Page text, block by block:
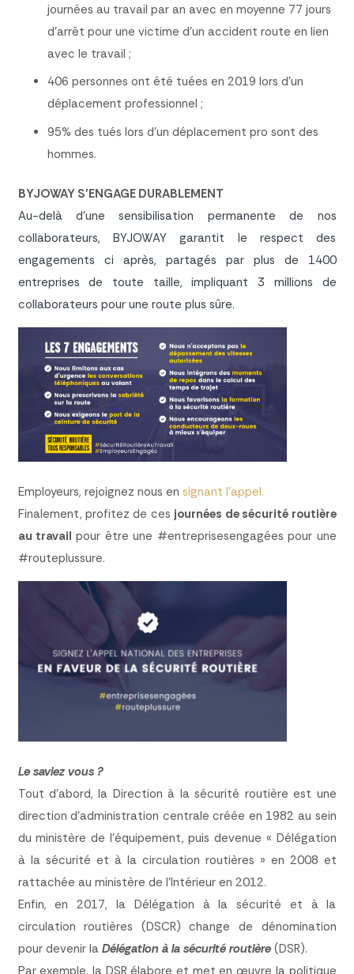
journées au travail par an avec en moyenne 77 jours
d’arrêt pour une victime d’un accident route en lien
avec le travail ;
406 personnes ont été tuées en 2019 lors d’un
déplacement professionnel ;
95% des tués lors d’un déplacement pro sont des
hommes.
BYJOWAY S’ENGAGE DURABLEMENT
Au-delà d’une sensibilisation permanente de nos
collaborateurs, BYJOWAY garantit le respect des
engagements ci après, partagés par plus de 1400
entreprises de toute taille, impliquant 3 millions de
collaborateurs pour une route plus sûre.
Employeurs, rejoignez nous en signant l’appel.
Finalement, profitez de ces journées de sécurité routière
au travailpour être une #entreprisesengagées pour une
#routeplussure.
Le saviez vous ?
Tout d’abord, la Direction à la sécurité routière est une
direction d’administration centrale créée en 1982 au sein
du ministère de l’équipement, puis devenue « Délégation
à la sécurité et à la circulation routières » en 2008 et
rattachée au ministère de l’Intérieur en 2012.
Enfin, en 2017, la Délégation à la sécurité et à la
circulation routières (DSCR) change de dénomination
pour devenir la Délégation à la sécurité routière (DSR).
Par exemple, la DSR élabore et met en œuvre la politique